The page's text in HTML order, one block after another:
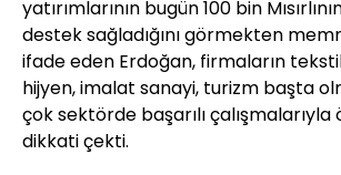
yatırımlarının bugün 100 bin
destek sağladığını görmekten
ifade eden Erdoğan, firmaların
hijyen, imalat sanayi, turizm başta
çok sektörde başarılı çalışmalarıyla
dikkati çekti.